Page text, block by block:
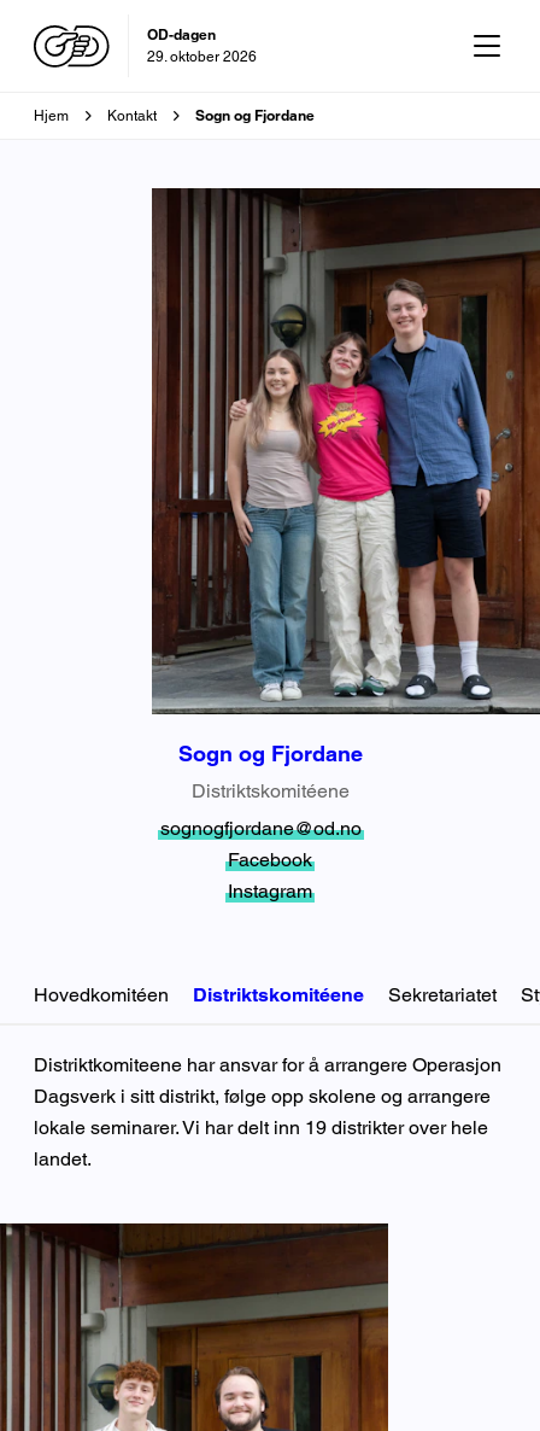
OD-dagen
29. oktober 2026
Brødsmulesti
Hjem Kontakt Sogn og Fjordane
Sogn og Fjordane
Distriktskomitéene
sognogfjordane@od.no
Facebook
Instagram
Hovedkomitéen Distriktskomitéene Sekretariatet
Distriktskomitéene
Distriktkomiteene har ansvar for å arrangere Operasjon
Dagsverk i sitt distrikt, følge opp skolene og arrangere
lokale seminarer. Vi har delt inn 19 distrikter over hele
landet.